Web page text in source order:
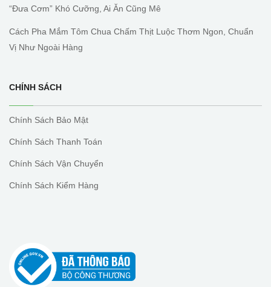
“đưa Cơm” Khó Cưỡng, Ai Ăn Cũng Mê
Cách Pha Mắm Tôm Chua Chấm Thịt Luộc Thơm Ngon, Chuẩn
Vị Như Ngoài Hàng
CHÍNH SÁCH
Chính Sách Bảo Mật
Chính Sách Thanh Toán
Chính Sách Vận Chuyển
Chính Sách Kiểm Hàng